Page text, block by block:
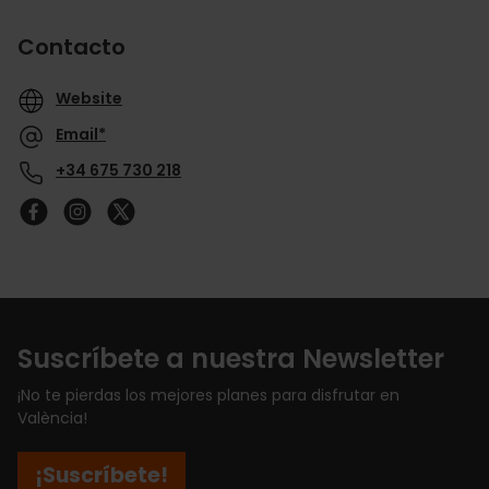
Contacto
Website
Email*
+34 675 730 218
Suscríbete a nuestra Newsletter
¡No te pierdas los mejores planes para disfrutar en
València!
¡Suscríbete!